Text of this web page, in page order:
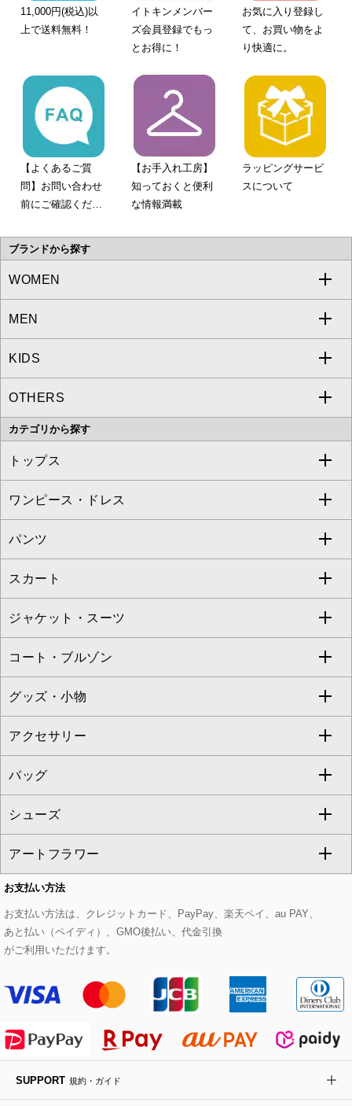
11,000円(税込)以
上で送料無料！
イトキンメンバー
ズ会員登録でもっ
とお得に！
お気に入り登録し
て、お買い物をよ
り快適に。
【よくあるご質
問】お問い合わせ
前にご確認くださ
【お手入れ工房】
知っておくと便利
な情報満載
ラッピングサービ
スについて
ブランドから探す
WOMEN
a.v.v
MICHEL KLEIN
MK MICHEL KLEIN
OFUON le MK
eur3
Maison de CINQ
MK MICHEL KLEIN BAG
HIROKO KOSHINO
MEN
a.v.v
MICHEL KLEIN HOMME
MK MICHEL KLEIN HOMME
KIDS
a.v.v
OTHERS
MK MICHEL KLEIN BAG
カテゴリから探す
トップス
すべてのトップス
カットソー・Tシャツ
ブラウス・シャツ
ニット・セーター
カーディガン
アンサンブルセット
ベスト・ジレ
パーカー
タンクトップ・キャミソール
スウェット・ジャージー
その他のトップス
ワンピース・ドレス
すべてのワンピース・ドレス
ワンピース
ドレス
チュニック
ジャンパースカート
その他のワンピース・ドレス
パンツ
すべてのパンツ
フルレングスパンツ
クロップド・半端丈パンツ
ガウチョ・ワイドパンツ
ハーフ・ショート丈パンツ
サロペット・オールインワン
その他のパンツ
スカート
すべてのスカート
ロング・マキシ丈スカート
ひざ丈スカート
ミモレ丈スカート
ショート・ミニ丈スカート
その他のスカート
ジャケット・スーツ
すべてのジャケット・スーツ
テーラードジャケット
ノーカラージャケット
セットアップ
セットアップジャケット
セットアップパンツ
セットアップスカート
セットアップワンピース
コート・ブルゾン
すべてのコート・ブルゾン
トレンチコート
ピーコート
ダッフルコート
チェスターコート
モッズコート
ステンカラーコート
ライダースジャケット
デニムジャケット
ダウンジャケット・コート
グッズ・小物
すべてのグッズ・小物
マスク
ストール・マフラー・スヌード
ベルト・サスペンダー
帽子
ヘアアクセサリー
ハンカチ・バンダナ
手袋
チャーム・ストラップ
アクセサリー
すべてのアクセサリー
ネックレス
ピアス・イヤリング
ブレスレット・バングル
ブローチ・コサージュ
バッグ
すべてのバッグ
トートバッグ
ショルダーバッグ
ボストンバッグ
バックパック・リュック
ボディバッグ・メッセンジャーバッグ
トラベルバッグ
シューズ
すべてのシューズ
パンプス
スニーカー
フラットシューズ
ローファー
ドレスシューズ
アートフラワー
すべてのアートフラワー
ローズ
カサブランカ・カラー
ラナンキュラス
ポプリアレンジ＆フレグランス
お支払い方法
お支払い方法は、クレジットカード、PayPay、楽天ペイ、au PAY、
あと払い（ペイディ）、GMO後払い、代金引換
がご利用いただけます。
SUPPORT 規約・ガイド